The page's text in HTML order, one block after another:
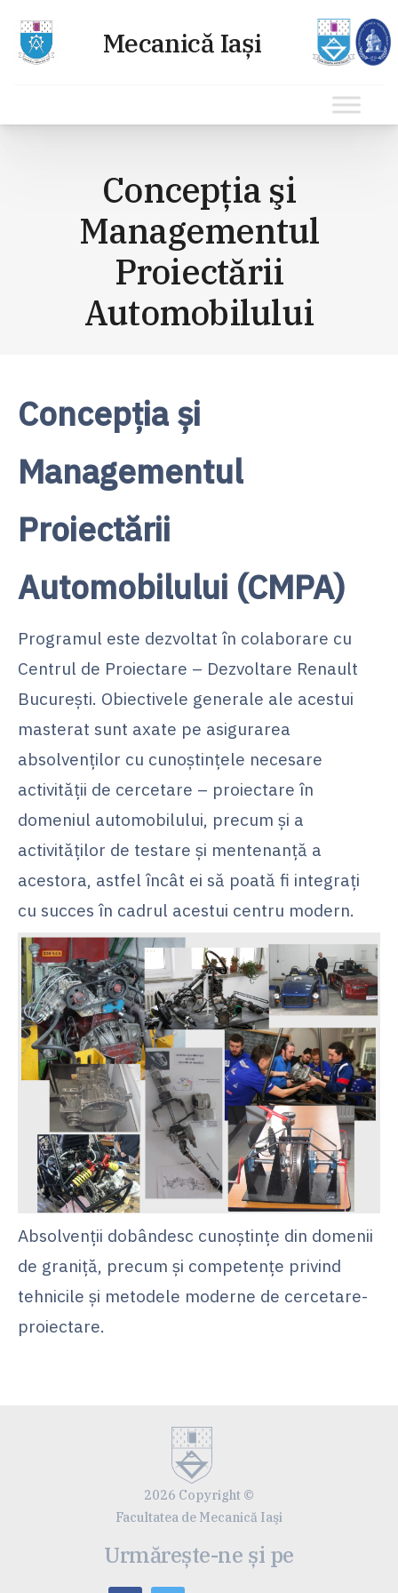
Concepţia şi
Managementul
Proiectării
Automobilului
Concepția și
Managementul
Proiectării
Automobilului (CMPA)
Programul este dezvoltat în colaborare cu
Centrul de Proiectare – Dezvoltare Renault
București. Obiectivele generale ale acestui
masterat sunt axate pe asigurarea
absolvenților cu cunoștințele necesare
activității de cercetare – proiectare în
domeniul automobilului, precum și a
activităților de testare și mentenanță a
acestora, astfel încât ei să poată fi integrați
cu succes în cadrul acestui centru modern.
Absolvenții dobândesc cunoștințe din domenii
de graniță, precum și competențe privind
tehnicile și metodele moderne de cercetare-
proiectare.
2026 Copyright ©
Facultatea de Mecanică Iaşi
Urmărește-ne și pe